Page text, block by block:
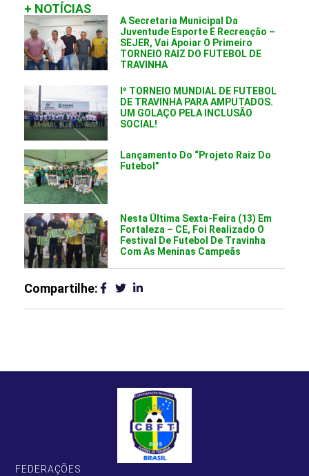
+ NOTÍCIAS
A Secretaria Municipal Da
Juventude Esporte E Recreação –
SEJER, Vai Apoiar O Primeiro
TORNEIO RAIZ DO FUTEBOL DE
TRAVINHA
Iº TORNEIO MUNDIAL DE FUTEBOL
DE TRAVINHA PARA AMPUTADOS.
UM GOLAÇO PELA INCLUSÃO
SOCIAL!
Lançamento Do “Projeto Raiz Do
Futebol”
Nesta Última Sexta-Feira (13) Em
Fortaleza – CE, Foi Realizado O
Festival De Futebol De Travinha
Com As Meninas Campeãs
Compartilhe:
FEDERAÇÕES